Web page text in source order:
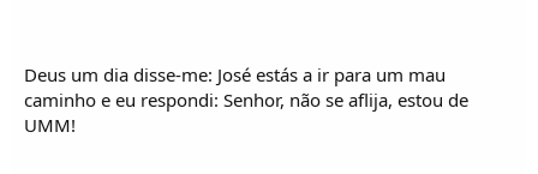
Deus um dia disse-me: José estás a ir para um mau
caminho e eu respondi: Senhor, não se aflija, estou de
UMM!